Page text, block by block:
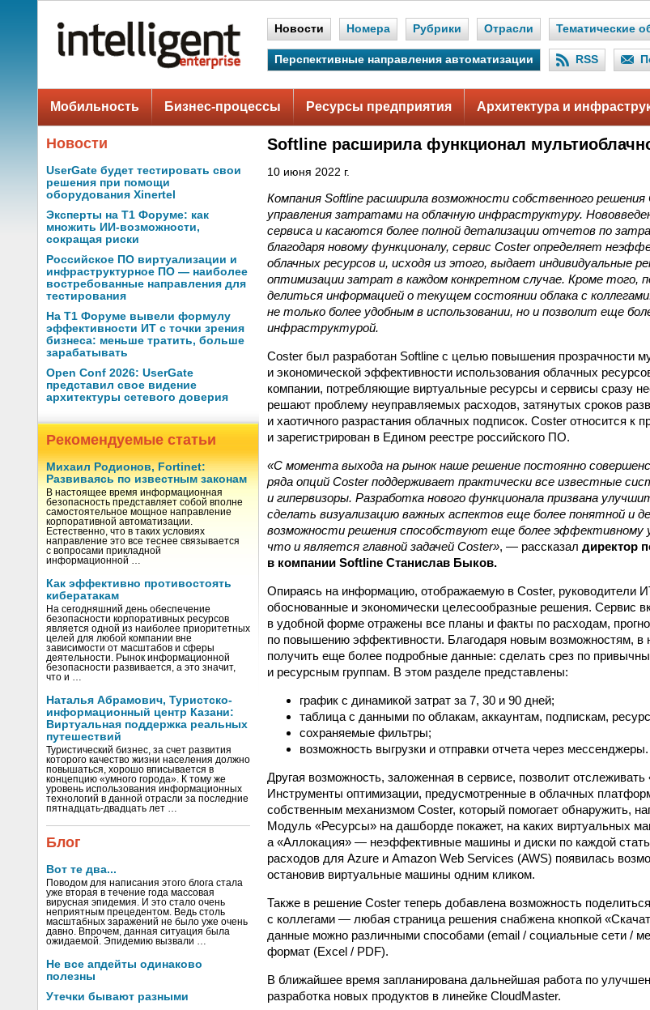
Новости Номера Рубрики Отрасли Тематические
Перспективные направления автоматизации RSS
Мобильность Бизнес-процессы Ресурсы предприятия Архитектура и
Новости
UserGate будет тестировать свои
решения при помощи
оборудования Xinertel
Эксперты на Т1 Форуме: как
множить ИИ-возможности,
сокращая риски
Российское ПО виртуализации и
инфраструктурное ПО — наиболее
востребованные направления для
тестирования
На Т1 Форуме вывели формулу
эффективности ИТ с точки зрения
бизнеса: меньше тратить, больше
зарабатывать
Open Conf 2026: UserGate
представил свое видение
архитектуры сетевого доверия
Рекомендуемые статьи
Михаил Родионов, Fortinet:
Развиваясь по известным законам
В настоящее время информационная
безопасность представляет собой вполне
самостоятельное мощное направление
корпоративной автоматизации.
Естественно, что в таких условиях
направление это все теснее связывается
с вопросами прикладной
информационной …
Как эффективно противостоять
кибератакам
На сегодняшний день обеспечение
безопасности корпоративных ресурсов
является одной из наиболее приоритетных
целей для любой компании вне
зависимости от масштабов и сферы
деятельности. Рынок информационной
безопасности развивается, а это значит,
что и …
Наталья Абрамович, Туристско-
информационный центр Казани:
Виртуальная поддержка реальных
путешествий
Туристический бизнес, за счет развития
которого качество жизни населения должно
повышаться, хорошо вписывается в
концепцию «умного города». К тому же
уровень использования информационных
технологий в данной отрасли за последние
пятнадцать-двадцать лет …
Блог
Вот те два...
Поводом для написания этого блога стала
уже вторая в течение года массовая
вирусная эпидемия. И это стало очень
неприятным прецедентом. Ведь столь
масштабных заражений не было уже очень
давно. Впрочем, данная ситуация была
ожидаемой. Эпидемию вызвали …
Не все апдейты одинаково
полезны
Утечки бывают разными
Softline расширила функционал
10 июня 2022 г.
Компания Softline расширила возможности собственного решения
управления затратами на облачную инфраструктуру.
сервиса и касаются более полной детализации отчетов по
благодаря новому функционалу, сервис Coster определяет
облачных ресурсов и, исходя из этого, выдает индивидуальные
оптимизации затрат в каждом конкретном случае. Кроме того,
делиться информацией о текущем состоянии облака с
не только более удобным в использовании, но и позволит еще
инфраструктурой.
Coster был разработан Softline с целью повышения прозрачности
и экономической эффективности использования облачных
компании, потребляющие виртуальные ресурсы и сервисы сразу
решают проблему неуправляемых расходов, затянутых сроков
и хаотичного разрастания облачных подписок. Coster относится к
и зарегистрирован в Едином реестре российского ПО.
«С момента выхода на рынок наше решение постоянно
ряда опций Coster поддерживает практически все известные
и гипервизоры. Разработка нового функционала призвана
сделать визуализацию важных аспектов еще более понятной и
возможности решения способствуют еще более эффективному
что и является главной задачей Coster», — рассказал директор
в компании Softline Станислав Быков.
Опираясь на информацию, отображаемую в Coster, руководители
обоснованные и экономически целесообразные решения. Сервис
в удобной форме отражены все планы и факты по расходам,
по повышению эффективности. Благодаря новым возможностям,
получить еще более подробные данные: сделать срез по
и ресурсным группам. В этом разделе представлены:
график с динамикой затрат за 7, 30 и 90 дней;
таблица с данными по облакам, аккаунтам, подпискам,
сохраняемые фильтры;
возможность выгрузки и отправки отчета через мессенджеры.
Другая возможность, заложенная в сервисе, позволит
Инструменты оптимизации, предусмотренные в облачных
собственным механизмом Coster, который помогает обнаружить,
Модуль «Ресурсы» на дашборде покажет, на каких виртуальных
а «Аллокация» — неэффективные машины и диски по каждой
расходов для Azure и Amazon Web Services (AWS) появилась
остановив виртуальные машины одним кликом.
Также в решение Coster теперь добавлена возможность
с коллегами — любая страница решения снабжена кнопкой
данные можно различными способами (email / социальные сети /
формат (Excel / PDF).
В ближайшее время запланирована дальнейшая работа по
разработка новых продуктов в линейке CloudMaster.